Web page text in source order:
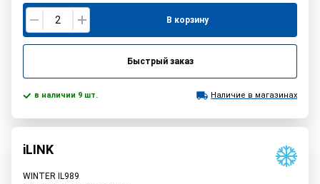
В корзину
Быстрый заказ
в наличии 9 шт. Наличие в магазинах
iLINK
WINTER IL989